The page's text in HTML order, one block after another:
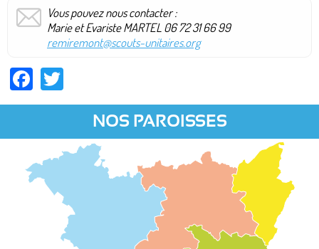
Vous pouvez nous contacter :
Marie et Evariste MARTEL 06 72 31 66 99
remiremont@scouts-unitaires.org
Facebook
NOS PAROISSES